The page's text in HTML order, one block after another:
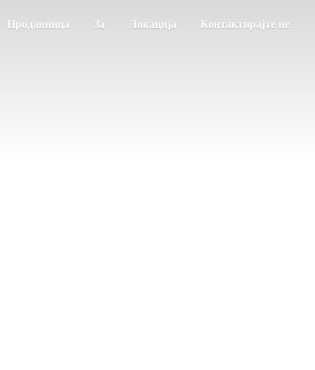
Продавница За Локација Контактирајте не